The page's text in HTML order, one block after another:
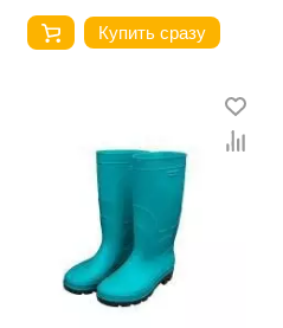
Купить сразу